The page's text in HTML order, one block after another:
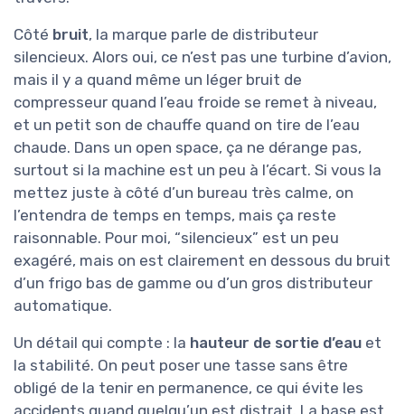
Côté bruit, la marque parle de distributeur
silencieux. Alors oui, ce n’est pas une turbine d’avion,
mais il y a quand même un léger bruit de
compresseur quand l’eau froide se remet à niveau,
et un petit son de chauffe quand on tire de l’eau
chaude. Dans un open space, ça ne dérange pas,
surtout si la machine est un peu à l’écart. Si vous la
mettez juste à côté d’un bureau très calme, on
l’entendra de temps en temps, mais ça reste
raisonnable. Pour moi, “silencieux” est un peu
exagéré, mais on est clairement en dessous du bruit
d’un frigo bas de gamme ou d’un gros distributeur
automatique.
Un détail qui compte : la hauteur de sortie d’eau et
la stabilité. On peut poser une tasse sans être
obligé de la tenir en permanence, ce qui évite les
accidents quand quelqu’un est distrait. La base est